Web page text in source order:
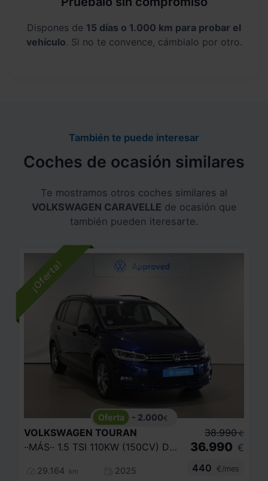
Dispones de 15 días o 1.000 km para probar el
vehículo. Si no te convence, cámbialo por otro.
También te puede interesar
Coches de ocasión similares
Te mostramos otros coches similares al
VOLKSWAGEN CARAVELLE de ocasión que
también pueden iteresarte.
- 2.000€
VOLKSWAGEN TOURAN
··MÁS·· 1.5 TSI 110KW (150CV) DSG
29.164 km
2025
38.990 €
36.990 €
440
€/mes